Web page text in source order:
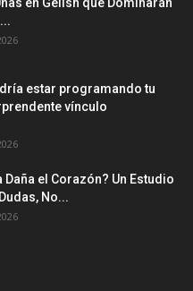
estar programando tu
vínculo
Daña el Corazón? Un Estudio
No...